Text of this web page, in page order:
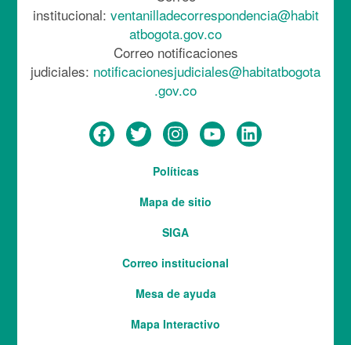
institucional: ventanilladecorrespondencia@habit
atbogota.gov.co
Correo notificaciones
judiciales: notificacionesjudiciales@habitatbogota
.gov.co
Políticas
Mapa de sitio
SIGA
Correo institucional
Mesa de ayuda
Mapa Interactivo